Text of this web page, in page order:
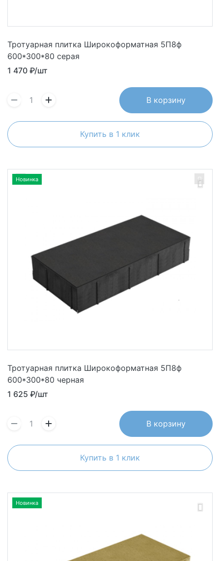
Тротуарная плитка Широкоформатная 5П8ф
600*300*80 серая
1 470 ₽/шт
В корзину
Купить в 1 клик
Новинка
Тротуарная плитка Широкоформатная 5П8ф
600*300*80 черная
1 625 ₽/шт
В корзину
Купить в 1 клик
Новинка